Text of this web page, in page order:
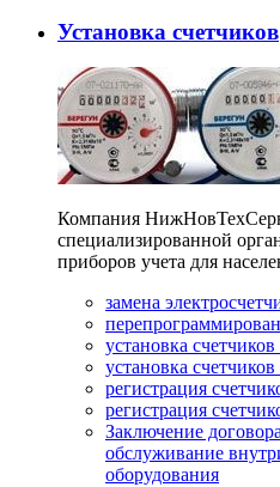
Установка счетчиков
Компания
специализированной
приборов учета для
замена
установка
установка счетчиков
регистрация
регистрация
Заключение
обслуживание
оборудования